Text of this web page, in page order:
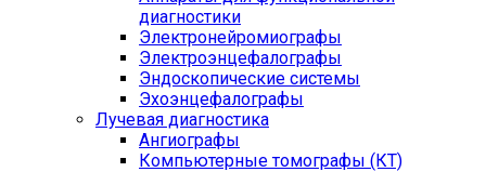
диагностики
Электронейромиографы
Электроэнцефалографы
Эндоскопические системы
Эхоэнцефалографы
Лучевая диагностика
Ангиографы
Компьютерные томографы (КТ)